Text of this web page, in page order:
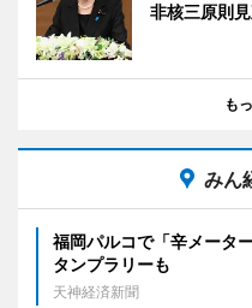
非核三原則
も
みん
福岡パルコで「辛メータ
タンプラリーも
天神経済新聞